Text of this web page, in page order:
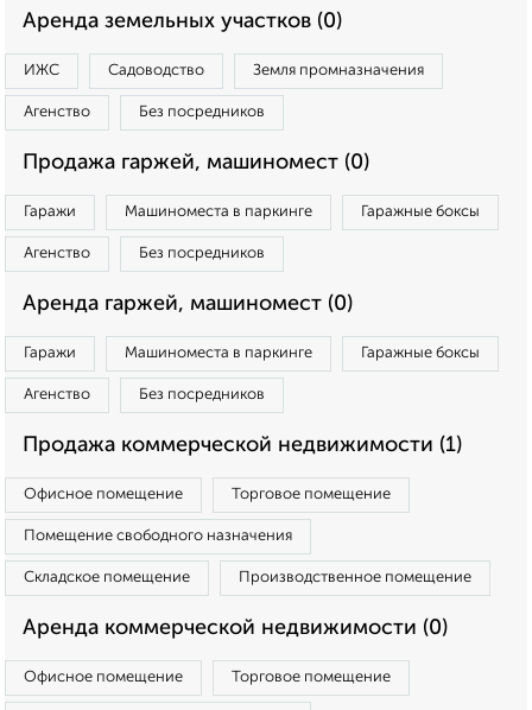
Аренда земельных участков (0)
ИЖС Садоводство Земля промназначения
Агенство Без посредников
Продажа гаржей, машиномест (0)
Гаражи Машиноместа в паркинге Гаражные боксы
Агенство Без посредников
Аренда гаржей, машиномест (0)
Гаражи Машиноместа в паркинге Гаражные боксы
Агенство Без посредников
Продажа коммерческой недвижимости (1)
Офисное помещение Торговое помещение
Помещение свободного назначения
Складское помещение Производственное помещение
Аренда коммерческой недвижимости (0)
Офисное помещение Торговое помещение